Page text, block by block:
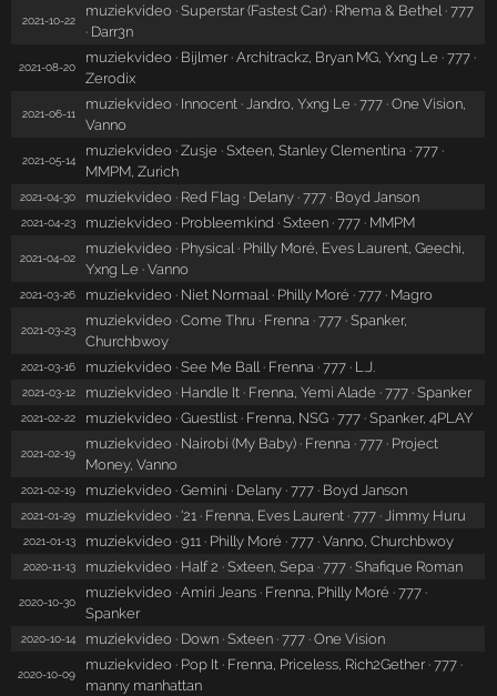
2021-10-22
muziekvideo · Superstar (Fastest Car) · Rhema & Bethel · 777
· Darr3n
2021-08-20
muziekvideo · Bijlmer · Architrackz, Bryan MG, Yxng Le · 777 ·
Zerodix
2021-06-11
muziekvideo · Innocent · Jandro, Yxng Le · 777 · One Vision,
Vanno
2021-05-14
muziekvideo · Zusje · Sxteen, Stanley Clementina · 777 ·
MMPM, Zurich
2021-04-30 muziekvideo · Red Flag · Delany · 777 · Boyd Janson
2021-04-23 muziekvideo · Probleemkind · Sxteen · 777 · MMPM
2021-04-02
muziekvideo · Physical · Philly Moré, Eves Laurent, Geechi,
Yxng Le · Vanno
2021-03-26 muziekvideo · Niet Normaal · Philly Moré · 777 · Magro
2021-03-23
muziekvideo · Come Thru · Frenna · 777 · Spanker,
Churchbwoy
2021-03-16 muziekvideo · See Me Ball · Frenna · 777 · L.J.
2021-03-12 muziekvideo · Handle It · Frenna, Yemi Alade · 777 · Spanker
2021-02-22 muziekvideo · Guestlist · Frenna, NSG · 777 · Spanker, 4PLAY
2021-02-19
muziekvideo · Nairobi (My Baby) · Frenna · 777 · Project
Money, Vanno
2021-02-19 muziekvideo · Gemini · Delany · 777 · Boyd Janson
2021-01-29 muziekvideo · '21 · Frenna, Eves Laurent · 777 · Jimmy Huru
2021-01-13 muziekvideo · 911 · Philly Moré · 777 · Vanno, Churchbwoy
2020-11-13 muziekvideo · Half 2 · Sxteen, Sepa · 777 · Shafique Roman
2020-10-30
muziekvideo · Amiri Jeans · Frenna, Philly Moré · 777 ·
Spanker
2020-10-14 muziekvideo · Down · Sxteen · 777 · One Vision
2020-10-09
muziekvideo · Pop It · Frenna, Priceless, Rich2Gether · 777 ·
manny manhattan